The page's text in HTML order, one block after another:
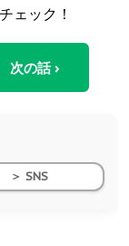
ェック！
次の話 ›
＞ SNS